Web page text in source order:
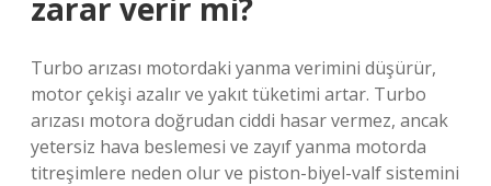
zarar verir mi?
Turbo arızası motordaki yanma verimini düşürür,
motor çekişi azalır ve yakıt tüketimi artar. Turbo
arızası motora doğrudan ciddi hasar vermez, ancak
yetersiz hava beslemesi ve zayıf yanma motorda
titreşimlere neden olur ve piston-biyel-valf sistemini